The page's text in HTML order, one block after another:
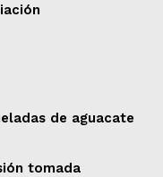
de aguacate
tomada